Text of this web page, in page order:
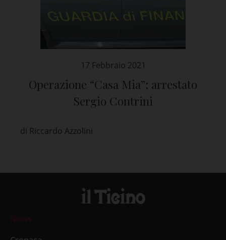
17 Febbraio 2021
Operazione “Casa Mia”: arrestato
Sergio Contrini
di Riccardo Azzolini
News